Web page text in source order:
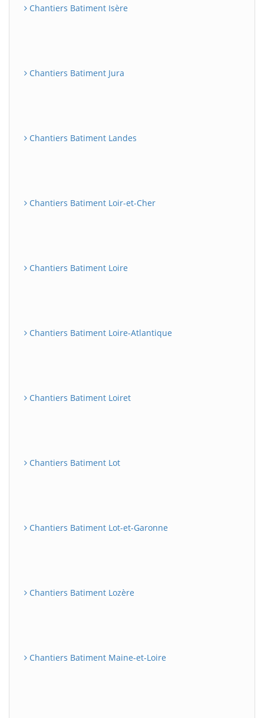
Chantiers Batiment Isère
Chantiers Batiment Jura
Chantiers Batiment Landes
Chantiers Batiment Loir-et-Cher
Chantiers Batiment Loire
Chantiers Batiment Loire-Atlantique
Chantiers Batiment Loiret
Chantiers Batiment Lot
Chantiers Batiment Lot-et-Garonne
Chantiers Batiment Lozère
Chantiers Batiment Maine-et-Loire